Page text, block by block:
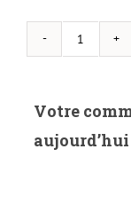
quantité
XEROX
Votre